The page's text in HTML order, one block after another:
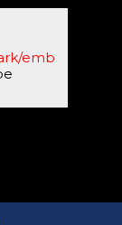
emb